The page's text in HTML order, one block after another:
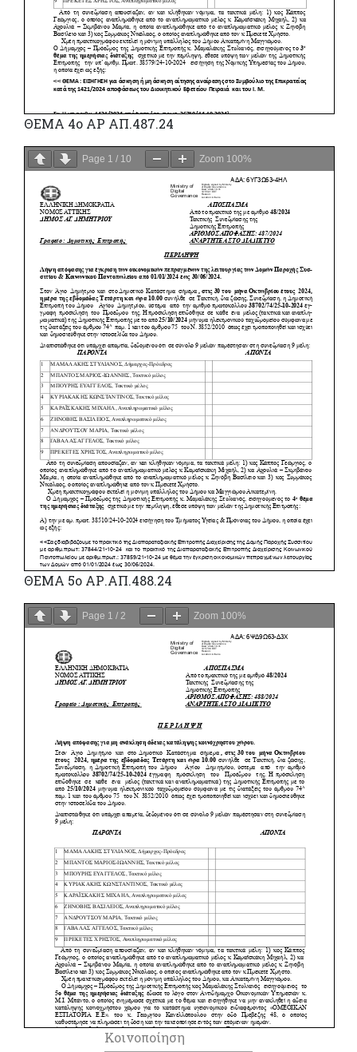
ΘΕΜΑ 4o ΑΡ ΑΠ.487.24
Page 1 / 10 Zoom 100%
ΘΕΜΑ 5o ΑΡ.ΑΠ.488.24
Page 1 / 2 Zoom 100%
Κοινοποίηση